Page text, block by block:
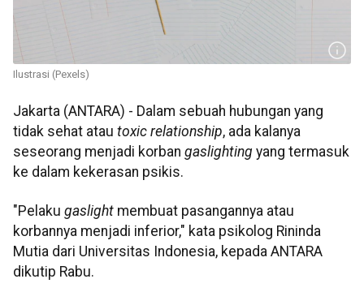
Ilustrasi (Pexels)
Jakarta (ANTARA) - Dalam sebuah hubungan yang
tidak sehat atau toxic relationship, ada kalanya
seseorang menjadi korban gaslighting yang termasuk
ke dalam kekerasan psikis.
"Pelaku gaslight membuat pasangannya atau
korbannya menjadi inferior," kata psikolog Rininda
Mutia dari Universitas Indonesia, kepada ANTARA
dikutip Rabu.